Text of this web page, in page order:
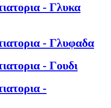
- Γλυκα
- Γλυφαδα
- Γουδι
-